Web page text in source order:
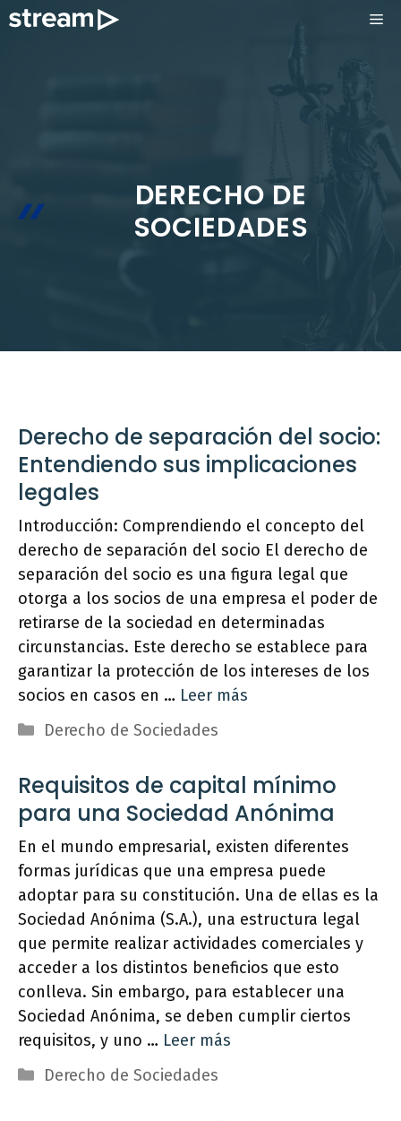
Saltar
DERECHO DE
SOCIEDADES
Derecho de separación del socio:
Entendiendo sus implicaciones
legales
Introducción: Comprendiendo el concepto del
derecho de separación del socio El derecho de
separación del socio es una figura legal que
otorga a los socios de una empresa el poder de
retirarse de la sociedad en determinadas
circunstancias. Este derecho se establece para
garantizar la protección de los intereses de los
socios en casos en … Leer más
Categorías
Derecho de Sociedades
Requisitos de capital mínimo
para una Sociedad Anónima
En el mundo empresarial, existen diferentes
formas jurídicas que una empresa puede
adoptar para su constitución. Una de ellas es la
Sociedad Anónima (S.A.), una estructura legal
que permite realizar actividades comerciales y
acceder a los distintos beneficios que esto
conlleva. Sin embargo, para establecer una
Sociedad Anónima, se deben cumplir ciertos
requisitos, y uno … Leer más
Categorías
Derecho de Sociedades